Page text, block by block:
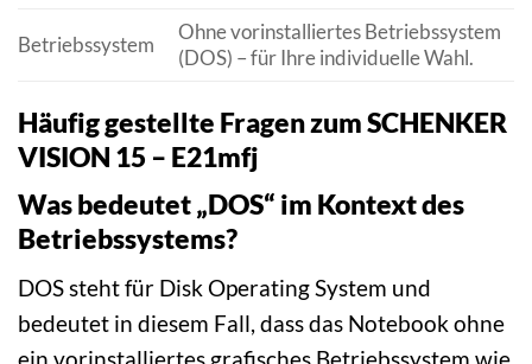
Betriebssystem
Ohne vorinstalliertes Betriebssystem
(DOS) – für Ihre individuelle Wahl.
Häufig gestellte Fragen zum SCHENKER
VISION 15 – E21mfj
Was bedeutet „DOS“ im Kontext des
Betriebssystems?
DOS steht für Disk Operating System und
bedeutet in diesem Fall, dass das Notebook ohne
ein vorinstalliertes grafisches Betriebssystem wie